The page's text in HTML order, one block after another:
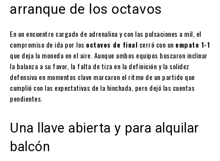
arranque de los octavos
En un encuentro cargado de adrenalina y con las pulsaciones a mil, el
compromiso de ida por los octavos de final cerró con un empate 1-1
que deja la moneda en el aire. Aunque ambos equipos buscaron inclinar
la balanza a su favor, la falta de tiza en la definición y la solidez
defensiva en momentos clave marcaron el ritmo de un partido que
cumplió con las expectativas de la hinchada, pero dejó las cuentas
pendientes.
Una llave abierta y para alquilar
balcón